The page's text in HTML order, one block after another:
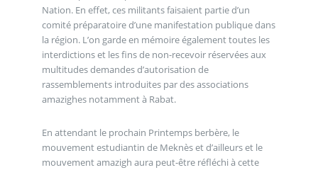
Nation. En effet, ces militants faisaient partie d’un
comité préparatoire d’une manifestation publique dans
la région. L’on garde en mémoire également toutes les
interdictions et les fins de non-recevoir réservées aux
multitudes demandes d’autorisation de
rassemblements introduites par des associations
amazighes notamment à Rabat.
En attendant le prochain Printemps berbère, le
mouvement estudiantin de Meknès et d’ailleurs et le
mouvement amazigh aura peut-être réfléchi à cette